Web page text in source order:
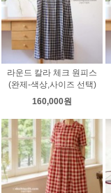
라운드 칼라 체크 원피스
(완제-색상,사이즈 선택)
160,000원